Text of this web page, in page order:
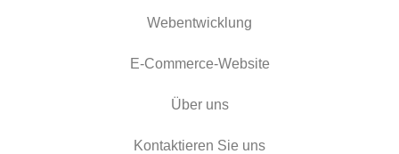
Webentwicklung
E-Commerce-Website
Über uns
Kontaktieren Sie uns